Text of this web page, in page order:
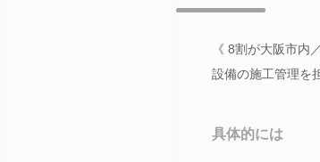
《 8割が大阪市内
設備の施工管理を
具体的には